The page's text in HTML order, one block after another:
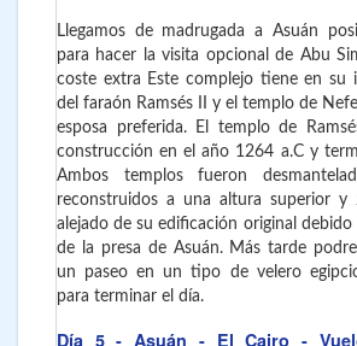
Llegamos de madrugada a Asuán
para hacer la visita opcional de Abu
coste extra Este complejo tiene en su
del faraón Ramsés II y el templo de
esposa preferida. El templo de
construcción en el año 1264 a.C y
Ambos templos fueron
reconstruidos a una altura superior y
alejado de su edificación original
de la presa de Asuán. Más tarde
un paseo en un tipo de velero
para terminar el día.
Día 5 - Asuán - El Cairo -